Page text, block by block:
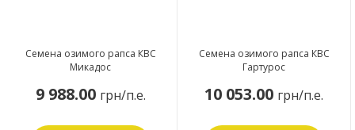
Семена озимого рапса КВС
Микадос
9 988.00 грн/п.е.
Семена озимого рапса КВС
Гартурос
10 053.00 грн/п.е.